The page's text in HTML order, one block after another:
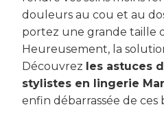
douleurs au cou et au
portez une grande taille
Heureusement, la
Découvrez les astuces
stylistes en lingerie
enfin débarrassée de ces